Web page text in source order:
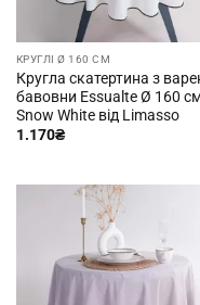
КРУГЛІ Ø 160 СМ
Кругла скатертина з
бавовни Essualte Ø 160
Snow White від Limasso
1.170₴